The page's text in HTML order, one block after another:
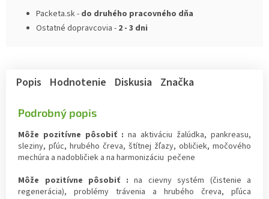
Packeta.sk - do druhého pracovného dňa
Ostatné dopravcovia - 2 - 3 dni
Popis Hodnotenie Diskusia Značka
Podrobný popis
Môže pozitívne pôsobiť : na aktiváciu žalúdka, pankreasu,
sleziny, pľúc, hrubého čreva, štítnej žľazy, obličiek, močového
mechúra a nadobličiek a na harmonizáciu pečene
Môže pozitívne pôsobiť : na cievny systém (čistenie a
regenerácia), problémy trávenia a hrubého čreva, pľúca